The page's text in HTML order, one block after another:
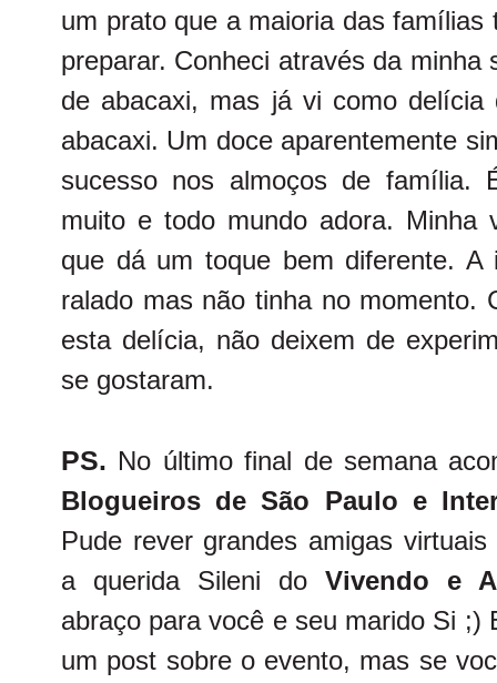
um prato que a maioria das famílias
preparar. Conheci através da minha
de abacaxi, mas já vi como
abacaxi. Um doce aparentemente
sucesso nos almoços de família.
muito e todo mundo adora. Minha
que dá um toque bem diferente.
ralado mas não tinha no momento.
esta delícia, não deixem de
se gostaram.
PS. No último final de semana
Blogueiros de São Paulo e
Pude rever grandes amigas
a querida Sileni do Vivendo e
abraço para você e seu marido Si ;)
um post sobre o evento, mas se